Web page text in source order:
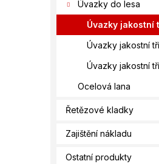
Úvazky do lesa
Úvazky jakostní
Úvazky jakostní
Úvazky jakostní
Ocelová lana
Řetězové kladky
Zajištění nákladu
Ostatní produkty